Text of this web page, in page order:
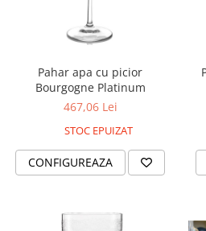
Pahar apa cu picior
Bourgogne Platinum
467,06 Lei
STOC EPUIZAT
CONFIGUREAZA